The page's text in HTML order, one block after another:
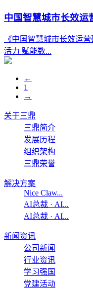
中国智慧城市长效运
《中国智慧城市长效运
活力 赋能数...
←
1
→
关于三鼎
三鼎简介
发展历程
组织架构
三鼎荣誉
解决方案
Nice Claw...
AI总裁 · AI...
AI总裁 · AI...
新闻资讯
公司新闻
行业资讯
学习强国
党建活动